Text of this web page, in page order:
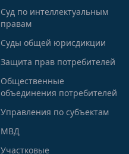
Суд по интеллектуальным
правам
Суды общей юрисдикции
Защита прав потребителей
Общественные
объединения потребителей
Управления по субъектам
МВД
Участковые